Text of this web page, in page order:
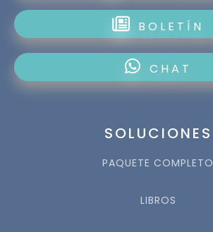
BOLETÍN
CHAT
SOLUCIONES
PAQUETE COMPLETO
LIBROS